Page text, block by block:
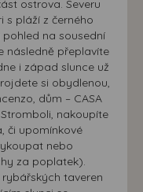
ostrova. Severu
s pláží z černého
na sousední
následně přeplavíte
i západ slunce už
si obydlenou,
dům – CASA
nakoupíte
či upomínkové
nebo
za poplatek).
taveren